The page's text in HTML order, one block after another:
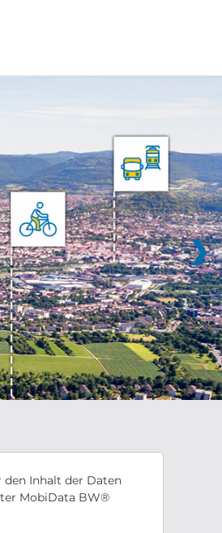
❯
den Inhalt der Daten
MobiData BW®